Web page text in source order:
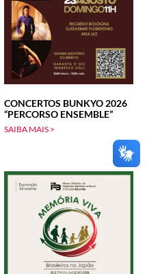
CONCERTOS BUNKYO 2026
“PERCORSO ENSEMBLE”
SAIBA MAIS >